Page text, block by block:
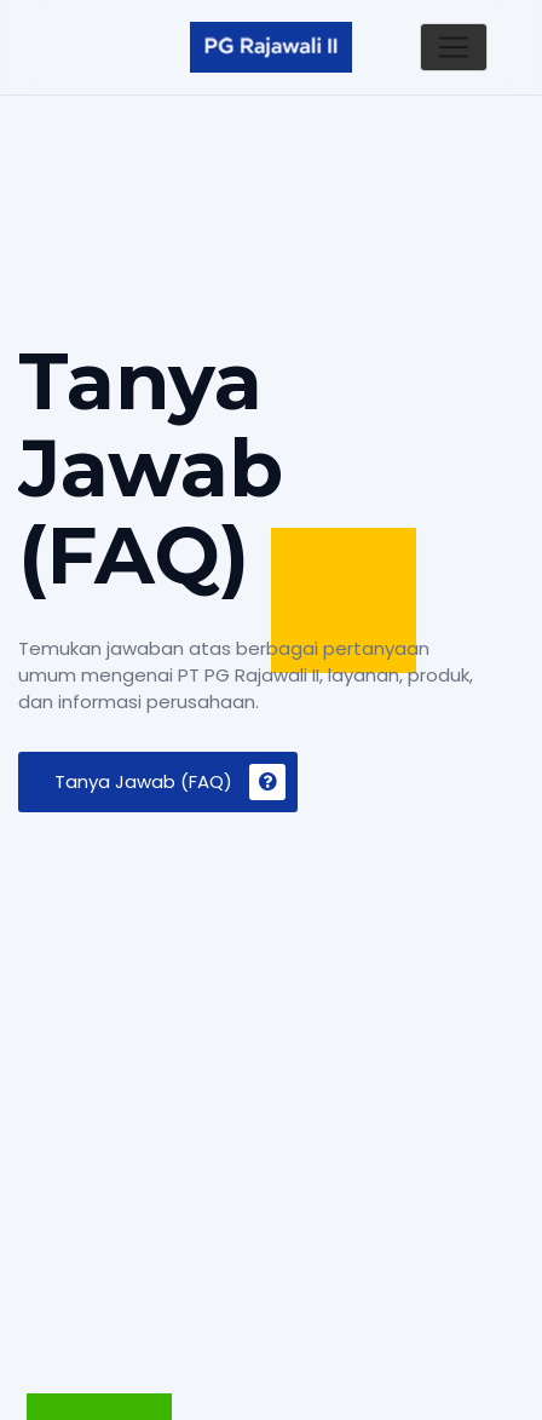
Tanya
Jawab
(FAQ)
Temukan jawaban atas berbagai pertanyaan
umum mengenai PT PG Rajawali II, layanan, produk,
dan informasi perusahaan.
Tanya Jawab (FAQ)